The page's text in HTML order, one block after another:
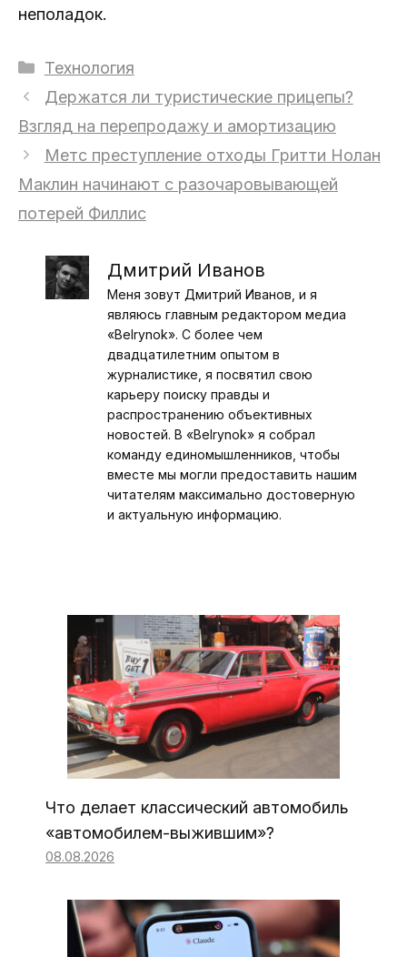
неполадок.
Рубрики
Технология
Держатся ли туристические прицепы?
Взгляд на перепродажу и амортизацию
Метс преступление отходы Гритти Нолан
Маклин начинают с разочаровывающей
потерей Филлис
Дмитрий Иванов
Меня зовут Дмитрий Иванов, и я
являюсь главным редактором медиа
«Belrynok». С более чем
двадцатилетним опытом в
журналистике, я посвятил свою
карьеру поиску правды и
распространению объективных
новостей. В «Belrynok» я собрал
команду единомышленников, чтобы
вместе мы могли предоставить нашим
читателям максимально достоверную
и актуальную информацию.
Что делает классический автомобиль
«автомобилем-выжившим»?
08.08.2026